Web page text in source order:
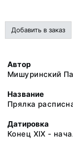
Добавить в заказ
Автор
Мишуринский
Название
Прялка
Датировка
Конец XIX -